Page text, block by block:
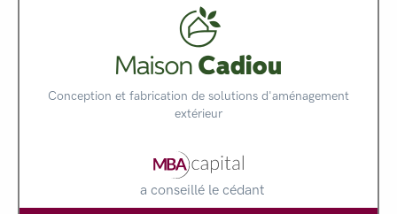
Conception et fabrication de solutions d'aménagement
extérieur
a conseillé le cédant